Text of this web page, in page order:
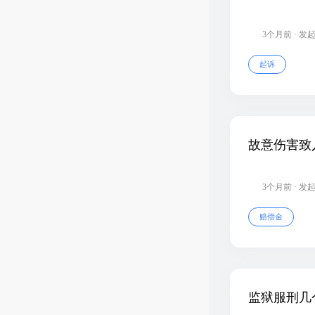
3个月前 · 发
起诉
故意伤害
3个月前 · 发
赔偿金
监狱服刑